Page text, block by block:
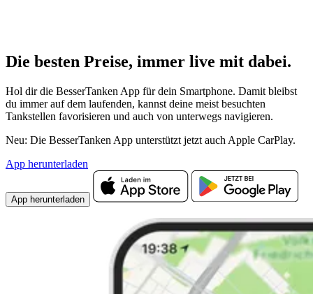
Die besten Preise, immer live mit dabei.
Hol dir die BesserTanken App für dein Smartphone. Damit bleibst
du immer auf dem laufenden, kannst deine meist besuchten
Tankstellen favorisieren und auch von unterwegs navigieren.
Neu: Die BesserTanken App unterstützt jetzt auch Apple CarPlay.
App herunterladen
App herunterladen